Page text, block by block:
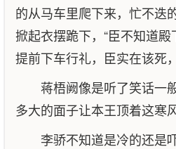
的从马车里爬下来，忙不迭
掀起衣摆跪下，“臣不知道
提前下车行礼，臣实在该死
蒋梧阙像是听了笑话一
多大的面子让本王顶着这寒
李骄不知道是冷的还是